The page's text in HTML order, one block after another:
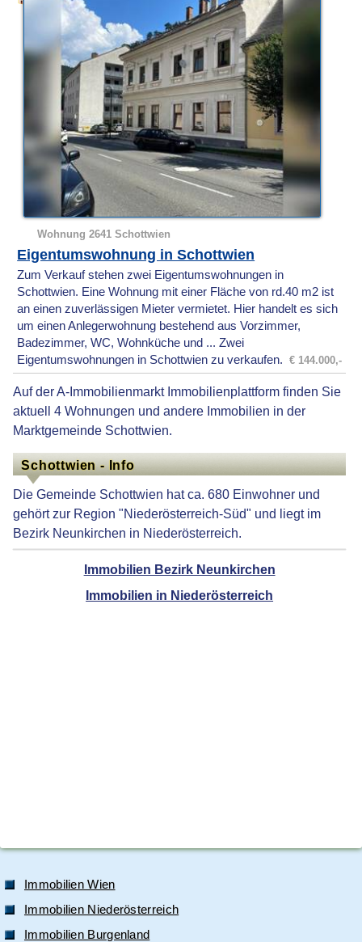
Wohnung 2641 Schottwien
Eigentumswohnung in Schottwien
Zum Verkauf stehen zwei Eigentumswohnungen in
Schottwien. Eine Wohnung mit einer Fläche von rd.40 m2 ist
an einen zuverlässigen Mieter vermietet. Hier handelt es sich
um einen Anlegerwohnung bestehend aus Vorzimmer,
Badezimmer, WC, Wohnküche und ... Zwei
Eigentumswohnungen in Schottwien zu verkaufen. € 144.000,-
Auf der A-Immobilienmarkt Immobilienplattform finden Sie
aktuell 4 Wohnungen und andere Immobilien in der
Marktgemeinde Schottwien.
Schottwien - Info
Die Gemeinde Schottwien hat ca. 680 Einwohner und
gehört zur Region "Niederösterreich-Süd" und liegt im
Bezirk Neunkirchen in Niederösterreich.
Immobilien Bezirk Neunkirchen
Immobilien in Niederösterreich
Immobilien Wien
Immobilien Niederösterreich
Immobilien Burgenland